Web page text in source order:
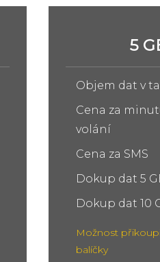
10
Objem dat v
Cena za
volání
Cena za SMS
Dokup dat 5
Dokup dat 10
Možnost
balíčky